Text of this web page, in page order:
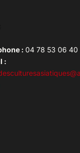
:04 78 53 06 40
: